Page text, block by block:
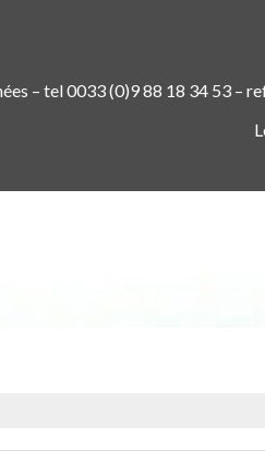
– tel 0033 (0)9 88 18 34 53 –